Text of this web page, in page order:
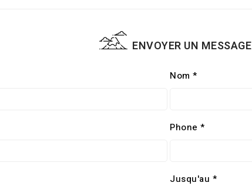
ENVOYER UN MESSAGE
Nom *
Phone *
Jusqu'au *